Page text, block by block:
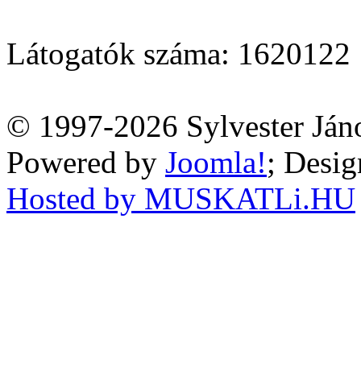
Látogatók száma: 1620122
© 1997-2026 Sylvester
Powered by Joomla!;
Hosted by MUSKATLi.HU